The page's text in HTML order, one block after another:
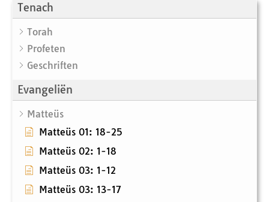
Tenach
Torah
Profeten
Geschriften
Evangeliën
Matteüs
Matteüs 01: 18-25
Matteüs 02: 1-18
Matteüs 03: 1-12
Matteüs 03: 13-17